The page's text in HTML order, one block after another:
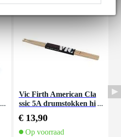
Vic Firth American Cla
ssic 5A drumstokken hi
€ 13,90
Op voorraad